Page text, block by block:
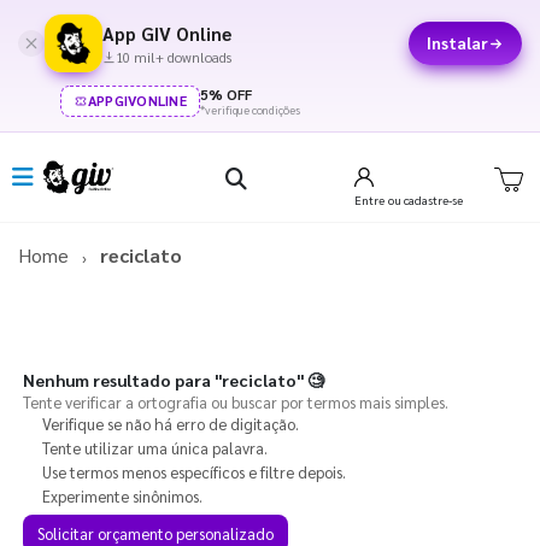
App GIV Online
10 mil+ downloads
Instalar
APPGIVONLINE 5% OFF
*verifique condições
Entre ou cadastre-se
Home reciclato
Nenhum resultado para "reciclato"🧐
Tente verificar a ortografia ou buscar por termos mais simples.
Verifique se não há erro de digitação.
Tente utilizar uma única palavra.
Use termos menos específicos e filtre depois.
Experimente sinônimos.
Solicitar orçamento personalizado